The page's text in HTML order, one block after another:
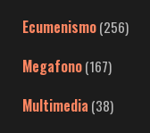
Ecumenismo(256)
Megafono(167)
Multimedia (38)